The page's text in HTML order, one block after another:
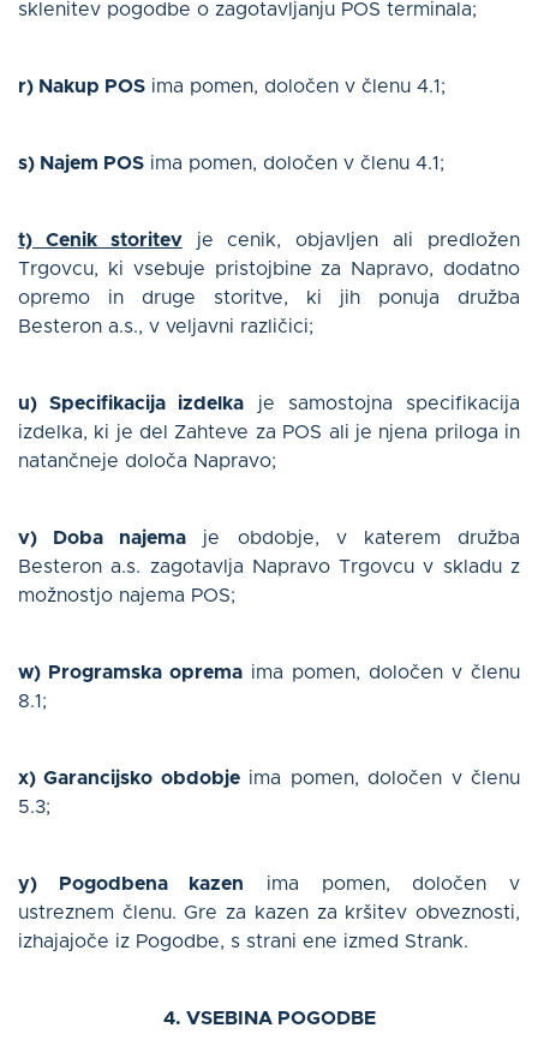
sklenitev pogodbe o zagotavljanju POS terminala;
r) Nakup POS ima pomen, določen v členu 4.1;
s) Najem POS ima pomen, določen v členu 4.1;
t) Cenik storitevje cenik, objavljen ali predložen
Trgovcu, ki vsebuje pristojbine za Napravo, dodatno
opremo in druge storitve, ki jih ponuja družba
Besteron a.s., v veljavni različici;
u) Specifikacija izdelka je samostojna specifikacija
izdelka, ki je del Zahteve za POS ali je njena priloga in
natančneje določa Napravo;
v) Doba najema je obdobje, v katerem družba
Besteron a.s. zagotavlja Napravo Trgovcu v skladu z
možnostjo najema POS;
w) Programska oprema ima pomen, določen v členu
8.1;
x) Garancijsko obdobjeima pomen, določen v členu
5.3;
y) Pogodbena kazen ima pomen, določen v
ustreznem členu. Gre za kazen za kršitev obveznosti,
izhajajoče iz Pogodbe, s strani ene izmed Strank.
4. VSEBINA POGODBE